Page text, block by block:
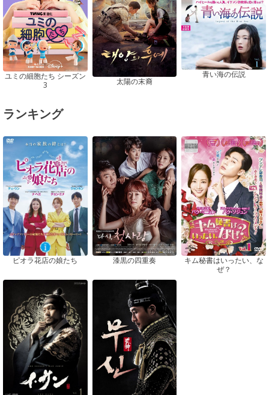
ユミの細胞たち シーズン
3
太陽の末裔
青い海の伝説
ランキング
ピオラ花店の娘たち 漆黒の四重奏
キム秘書はいったい、な
ぜ？